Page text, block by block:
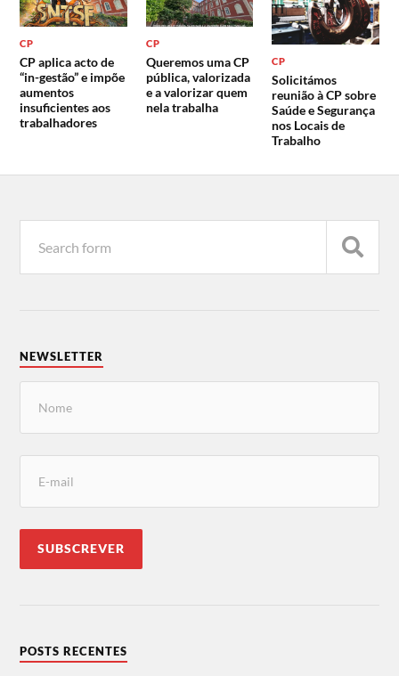
CP
CP aplica acto de
“in-gestão” e impõe
aumentos
insuficientes aos
trabalhadores
CP
Queremos uma CP
pública, valorizada
e a valorizar quem
nela trabalha
CP
Solicitámos
reunião à CP sobre
Saúde e Segurança
nos Locais de
Trabalho
NEWSLETTER
POSTS RECENTES